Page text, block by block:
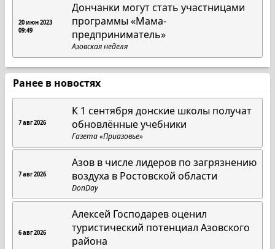
20 июн 2023
09:49
Дончанки могут стать участницами
программы «Мама-
предприниматель»
Азовская неделя
Ранее в новостях
7 авг 2026
К 1 сентября донские школы получат
обновлённые учебники
Газета «Приазовье»
7 авг 2026
Азов в числе лидеров по загрязнению
воздуха в Ростовской области
DonDay
6 авг 2026
Алексей Господарев оценил
туристический потенциал Азовского
района